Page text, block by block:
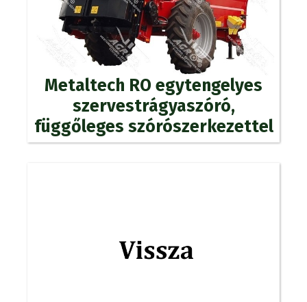
Metaltech RO egytengelyes
szervestrágyaszóró,
függőleges szórószerkezettel